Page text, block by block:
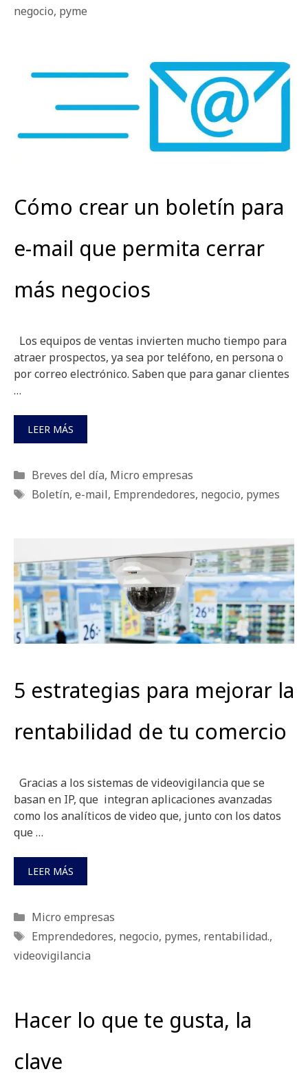
negocio, pyme
Cómo crear un boletín para
e-mail que permita cerrar
más negocios
Los equipos de ventas invierten mucho tiempo para
atraer prospectos, ya sea por teléfono, en persona o
por correo electrónico. Saben que para ganar clientes
…
LEER MÁS
Categorías
Breves del día, Micro empresas
Etiquetas
Boletín, e-mail, Emprendedores, negocio, pymes
5 estrategias para mejorar la
rentabilidad de tu comercio
Gracias a los sistemas de videovigilancia que se
basan en IP, que integran aplicaciones avanzadas
como los analíticos de video que, junto con los datos
que …
LEER MÁS
Categorías
Micro empresas
Etiquetas
Emprendedores, negocio, pymes, rentabilidad.,
videovigilancia
Hacer lo que te gusta, la
clave